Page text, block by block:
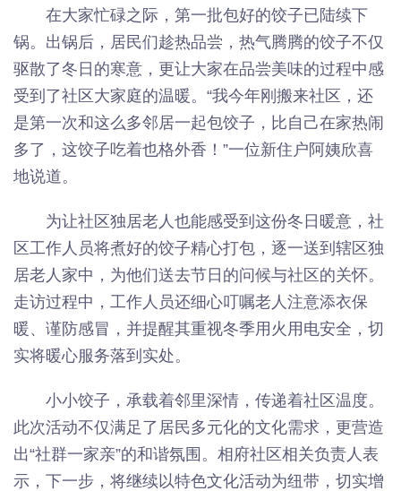
在大家忙碌之际，第一批包好的饺子已陆续下
锅。出锅后，居民们趁热品尝，热气腾腾的饺子不仅
驱散了冬日的寒意，更让大家在品尝美味的过程中感
受到了社区大家庭的温暖。“我今年刚搬来社区，还
是第一次和这么多邻居一起包饺子，比自己在家热闹
多了，这饺子吃着也格外香！”一位新住户阿姨欣喜
地说道。
为让社区独居老人也能感受到这份冬日暖意，社
区工作人员将煮好的饺子精心打包，逐一送到辖区独
居老人家中，为他们送去节日的问候与社区的关怀。
走访过程中，工作人员还细心叮嘱老人注意添衣保
暖、谨防感冒，并提醒其重视冬季用火用电安全，切
实将暖心服务落到实处。
小小饺子，承载着邻里深情，传递着社区温度。
此次活动不仅满足了居民多元化的文化需求，更营造
出“社群一家亲”的和谐氛围。相府社区相关负责人表
示，下一步，将继续以特色文化活动为纽带，切实增